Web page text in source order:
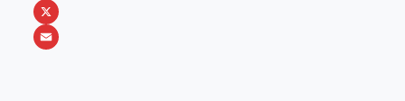
b
o
s
e
n
k
i
b
W
h
X